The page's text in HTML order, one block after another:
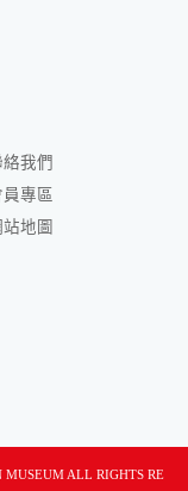
絡我們
員專區
地圖
MUSEUM ALL RIGHTS RE